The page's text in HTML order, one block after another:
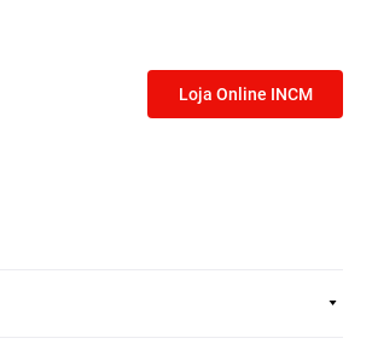
Loja Online INCM